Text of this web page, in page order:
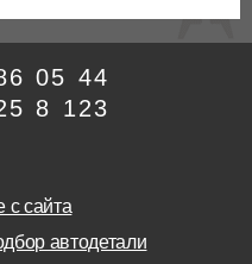
05 44
8 123
с сайта
автодетали